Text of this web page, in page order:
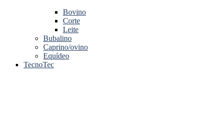
Bovino
Corte
Leite
Bubalino
Caprino/ovino
Equídeo
TecnoTec